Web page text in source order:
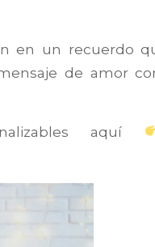
en un recuerdo
de amor
aquí